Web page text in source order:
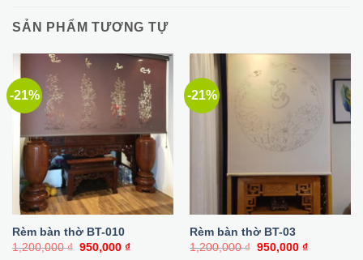
SẢN PHẨM TƯƠNG TỰ
-21%
Rèm bàn thờ BT-010
1,200,000₫ Giá
950,000 ₫Giá
-21%
Rèm bàn thờ BT-03
1,200,000₫ Giá
950,000 ₫Giá